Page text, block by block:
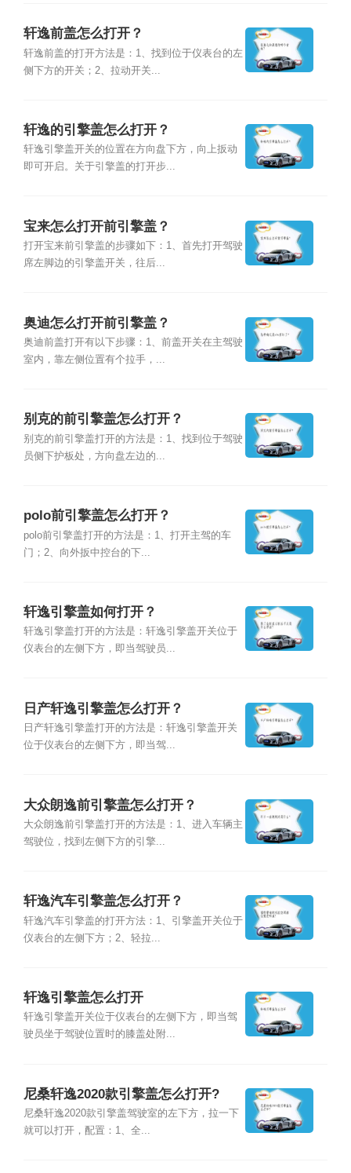
轩逸前盖怎么打开？
轩逸前盖的打开方法是：1、找到位于仪表台的左
侧下方的开关；2、拉动开关...
轩逸的引擎盖怎么打开？
轩逸引擎盖开关的位置在方向盘下方，向上扳动
即可开启。关于引擎盖的打开步...
宝来怎么打开前引擎盖？
打开宝来前引擎盖的步骤如下：1、首先打开驾驶
席左脚边的引擎盖开关，往后...
奥迪怎么打开前引擎盖？
奥迪前盖打开有以下步骤：1、前盖开关在主驾驶
室内，靠左侧位置有个拉手，...
别克的前引擎盖怎么打开？
别克的前引擎盖打开的方法是：1、找到位于驾驶
员侧下护板处，方向盘左边的...
polo前引擎盖怎么打开？
polo前引擎盖打开的方法是：1、打开主驾的车
门；2、向外扳中控台的下...
轩逸引擎盖如何打开？
轩逸引擎盖打开的方法是：轩逸引擎盖开关位于
仪表台的左侧下方，即当驾驶员...
日产轩逸引擎盖怎么打开？
日产轩逸引擎盖打开的方法是：轩逸引擎盖开关
位于仪表台的左侧下方，即当驾...
大众朗逸前引擎盖怎么打开？
大众朗逸前引擎盖打开的方法是：1、进入车辆主
驾驶位，找到左侧下方的引擎...
轩逸汽车引擎盖怎么打开？
轩逸汽车引擎盖的打开方法：1、引擎盖开关位于
仪表台的左侧下方；2、轻拉...
轩逸引擎盖怎么打开
轩逸引擎盖开关位于仪表台的左侧下方，即当驾
驶员坐于驾驶位置时的膝盖处附...
尼桑轩逸2020款引擎盖怎么打开?
尼桑轩逸2020款引擎盖驾驶室的左下方，拉一下
就可以打开，配置：1、全...